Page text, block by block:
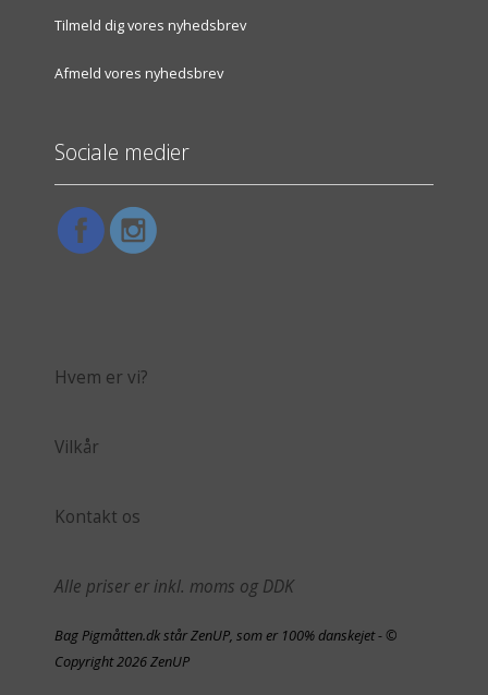
Tilmeld dig vores nyhedsbrev
Afmeld vores nyhedsbrev
Sociale medier
Hvem er vi?
Vilkår
Kontakt os
Alle priser er inkl. moms og DDK
Bag Pigmåtten.dk står ZenUP, som er 100% danskejet - ©
Copyright 2026 ZenUP